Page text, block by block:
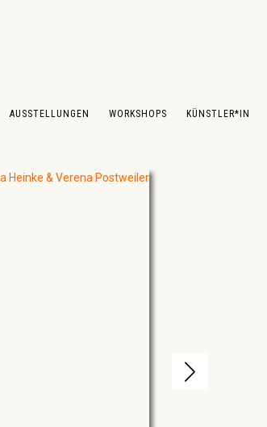
AUSSTELLUNGEN WORKSHOPS KÜNSTLER*IN